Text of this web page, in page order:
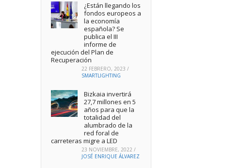
¿Están llegando los
fondos europeos a
la economía
española? Se
publica el III
informe de
ejecución del Plan de
Recuperación
22 FEBRERO, 2023 /
SMARTLIGHTING
Bizkaia invertirá
27,7 millones en 5
años para que la
totalidad del
alumbrado de la
red foral de
carreteras migre a LED
23 NOVIEMBRE, 2022 /
JOSÉ ENRIQUE ÁLVAREZ